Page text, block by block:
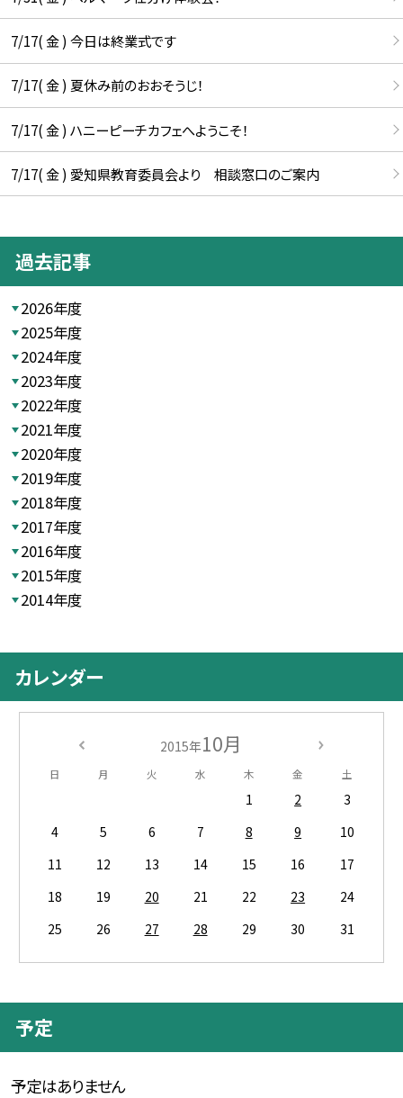
7/17( 金 ) 今日は終業式です
7/17( 金 ) 夏休み前のおおそうじ！
7/17( 金 ) ハニーピーチカフェへようこそ！
7/17( 金 ) 愛知県教育委員会より 相談窓口のご案内
過去記事
2026年度
2025年度
2024年度
2023年度
2022年度
2021年度
2020年度
2019年度
2018年度
2017年度
2016年度
2015年度
2014年度
カレンダー
2015年10月
日 月 火 水 木 金 土
1 2
3
4
5 6 7 8 9
10
11
12 13 14 15 16
17
18
19 20 21 22 23
24
25
26 27 28 29 30 31
予定
予定はありません